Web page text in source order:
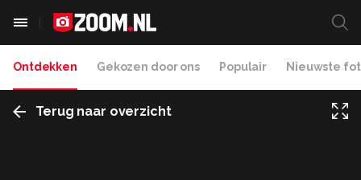
Ontdekken Gekozen door ons Populair Nieuwste
Terug naar overzicht